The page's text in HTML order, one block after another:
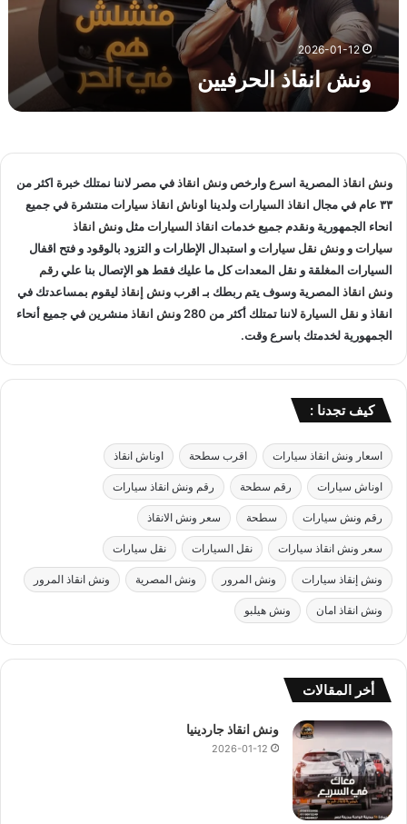
ح
ر
ف
ي
2026-01-12
ونش انقاذ الحرفيين
ونش انقاذ المصرية اسرع وارخص ونش انقاذفي مصر لاننا نمتلك خبرة اكثر من
٣٣ عام في مجال
انقاذ السياراتولدينا اوناش انقاذ سياراتمنتشرة في جميع
انحاء الجمهورية ونقدم جميع خدمات انقاذ السياراتمثل ونش انقاذ
سياراتو ونش نقل سياراتو استبدال الإطارات و التزود بالوقود و فتح اقفال
السيارات المغلقة و نقل المعدات كل ما عليك فقط هو الإتصال بنا عليرقم
ونش انقاذ المصرية وسوف يتم ربطك بـ اقرب ونش إنقاذليقوم بمساعدتك في
انقاذ و نقل السيارة لاننا تمتلك أكثر من 280 ونش انقاذمنشرين في جميع أنحاء
الجمهورية لخدمتك باسرع وقت.
كيف تجدنا :
اسعار ونش انقاذ سيارات اقرب سطحة اوناش انقاذ
اوناش سيارات رقم سطحة رقم ونش انقاذ سيارات
رقم ونش سيارات سطحة سعر ونش الانقاذ
سعر ونش انقاذ سيارات نقل السيارات نقل سيارات
ونش إنقاذ سيارات ونش المرور ونش المصرية ونش انقاذ المرور
ونش انقاذ امان ونش هيلبو
أخر المقالات
ونش انقاذ جاردينيا
2026-01-12